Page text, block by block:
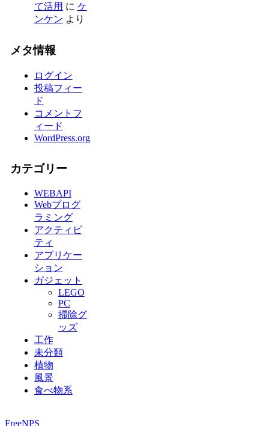
て活用 に ケ
ンケン より
メタ情報
ログイン
投稿フィー
ド
コメントフ
ィード
WordPress.org
カテゴリー
WEBAPI
Webプログ
ラミング
アクティビ
ティ
アプリケー
ション
ガジェット
LEGO
PC
掃除グ
ッズ
工作
未分類
植物
風景
食べ物系
FreeNPS